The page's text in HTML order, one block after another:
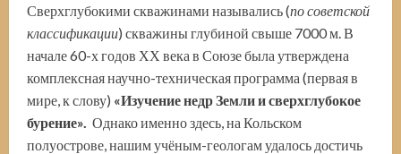
Сверхглубокими скважинами назывались (по советской
классификации) скважины глубиной свыше 7000 м. В
начале 60-х годов ХХ века в Союзе была утверждена
комплексная научно-техническая программа (первая в
мире, к слову) «Изучение недр Земли и сверхглубокое
бурение». Однако именно здесь, на Кольском
полуострове, нашим учёным-геологам удалось достичь